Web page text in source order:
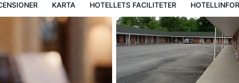
KARTA HOTELLETS FACILITETER